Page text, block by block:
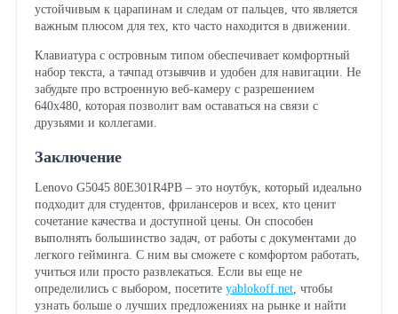
устойчивым к царапинам и следам от пальцев, что является
важным плюсом для тех, кто часто находится в движении.
Клавиатура с островным типом обеспечивает комфортный
набор текста, а тачпад отзывчив и удобен для навигации. Не
забудьте про встроенную веб-камеру с разрешением
640x480, которая позволит вам оставаться на связи с
друзьями и коллегами.
Заключение
Lenovo G5045 80E301R4PB – это ноутбук, который идеально
подходит для студентов, фрилансеров и всех, кто ценит
сочетание качества и доступной цены. Он способен
выполнять большинство задач, от работы с документами до
легкого гейминга. С ним вы сможете с комфортом работать,
учиться или просто развлекаться. Если вы еще не
определились с выбором, посетите yablokoff.net, чтобы
узнать больше о лучших предложениях на рынке и найти